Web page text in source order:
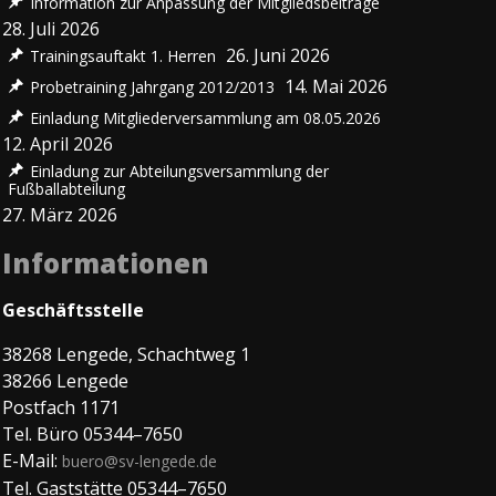
28. Juli 2026
Trainingsauftakt 1. Herren 26. Juni 2026
Probetraining Jahrgang 2012/2013 14. Mai 2026
Einladung Mitgliederversammlung am 08.05.2026
12. April 2026
Einladung zur Abteilungsversammlung der
Fußballabteilung
27. März 2026
Informationen
Geschäftsstelle
38268 Lengede, Schachtweg 1
38266 Lengede
Postfach 1171
Tel. Büro 05344–7650
E-Mail: buero@sv-lengede.de
Tel. Gaststätte 05344–7650